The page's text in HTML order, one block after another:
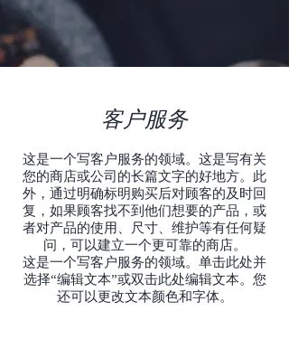
客户服务
这是一个写客户服务的领域。这是写有关
您的商店或公司的长篇文字的好地方。此
外，通过明确标明购买后对顾客的及时回
复，如果顾客找不到他们想要的产品，或
者对产品的使用、尺寸、维护等有任何疑
问，可以建立一个更可靠的商店。
这是一个写客户服务的领域。单击此处并
选择“编辑文本”或双击此处编辑文本。您
还可以更改文本颜色和字体。